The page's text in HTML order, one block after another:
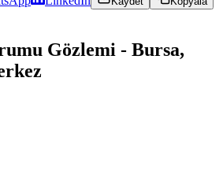
Gözlemi - Bursa,